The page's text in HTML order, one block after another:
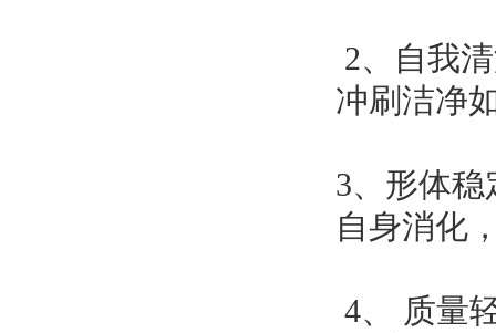
2、自我
冲刷洁净
3、形体
自身消化
4、 质量